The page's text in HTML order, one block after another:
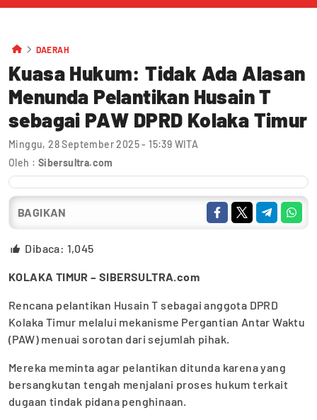
DAERAH
Kuasa Hukum: Tidak Ada Alasan
Menunda Pelantikan Husain T
sebagai PAW DPRD Kolaka Timur
Minggu, 28 September 2025 - 15:39 WITA
Oleh : Sibersultra.com
BAGIKAN
Dibaca: 1,045
KOLAKA TIMUR – SIBERSULTRA.com
Rencana pelantikan Husain T sebagai anggota DPRD
Kolaka Timur melalui mekanisme Pergantian Antar Waktu
(PAW) menuai sorotan dari sejumlah pihak.
Mereka meminta agar pelantikan ditunda karena yang
bersangkutan tengah menjalani proses hukum terkait
dugaan tindak pidana penghinaan.